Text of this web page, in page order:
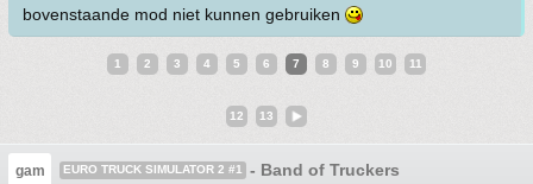
bovenstaande mod niet kunnen gebruiken
1 2 3 4 5 6 7 8 9 10 11
12 13
gam EURO TRUCK SIMULATOR 2 #1 - Band of Truckers